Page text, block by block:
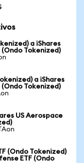
a iShares
(Ondo Tokenized)
a iShares
(Ondo Tokenized)
US Aerospace
(Ondo Tokenized)
ETF (Ondo